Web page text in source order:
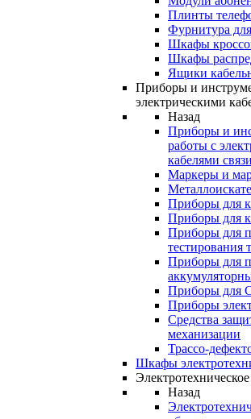
Плинты
Фурнитура
Шкафы
Шкафы
Ящики
Приборы и
электрическими
Назад
Приборы и
работы с
кабелями связи
Маркеры и
Приборы для
Приборы для
Приборы для
тестирования
Приборы для
Приборы для
Приборы
Средства
механизации
Трассо-
Шкафы
Назад